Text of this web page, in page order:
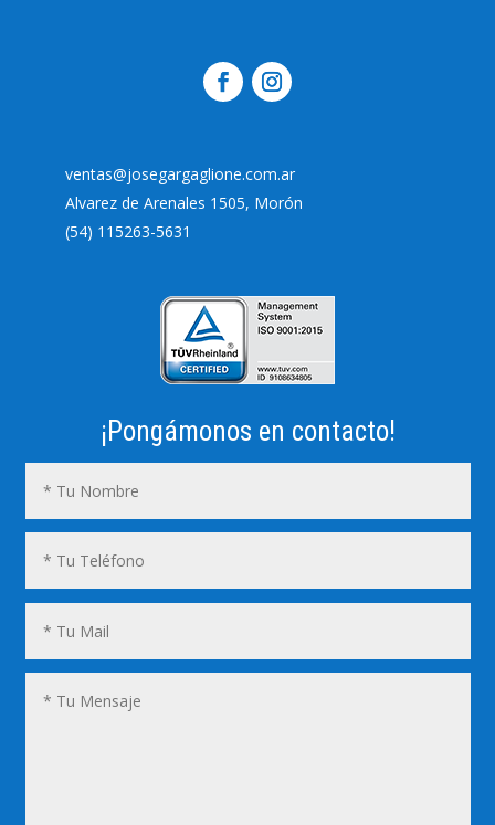
ventas@josegargaglione.com.ar
Alvarez de Arenales 1505, Morón
(54) 115263-5631
¡Pongámonos en contacto!